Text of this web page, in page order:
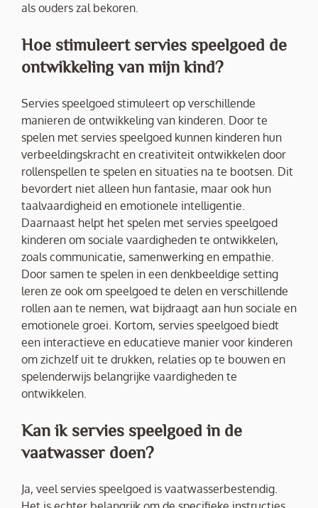
als ouders zal bekoren.
Hoe stimuleert servies speelgoed de
ontwikkeling van mijn kind?
Servies speelgoed stimuleert op verschillende
manieren de ontwikkeling van kinderen. Door te
spelen met servies speelgoed kunnen kinderen hun
verbeeldingskracht en creativiteit ontwikkelen door
rollenspellen te spelen en situaties na te bootsen. Dit
bevordert niet alleen hun fantasie, maar ook hun
taalvaardigheid en emotionele intelligentie.
Daarnaast helpt het spelen met servies speelgoed
kinderen om sociale vaardigheden te ontwikkelen,
zoals communicatie, samenwerking en empathie.
Door samen te spelen in een denkbeeldige setting
leren ze ook om speelgoed te delen en verschillende
rollen aan te nemen, wat bijdraagt aan hun sociale en
emotionele groei. Kortom, servies speelgoed biedt
een interactieve en educatieve manier voor kinderen
om zichzelf uit te drukken, relaties op te bouwen en
spelenderwijs belangrijke vaardigheden te
ontwikkelen.
Kan ik servies speelgoed in de
vaatwasser doen?
Ja, veel servies speelgoed is vaatwasserbestendig.